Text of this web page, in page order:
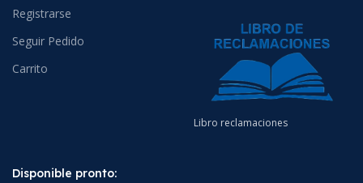
Registrarse
Seguir Pedido
Carrito
Libro reclamaciones
Disponible pronto: